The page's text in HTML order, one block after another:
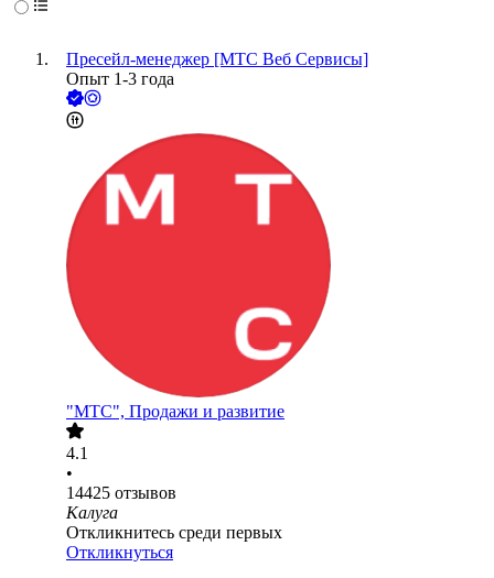
Пресейл-менеджер [МТС Веб Сервисы]
Опыт 1-3 года
"МТС", Продажи и развитие
4.1
•
14425 отзывов
Калуга
Откликнитесь среди первых
Откликнуться